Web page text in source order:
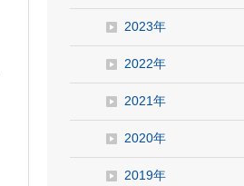
2023年
2022年
2021年
2020年
2019年